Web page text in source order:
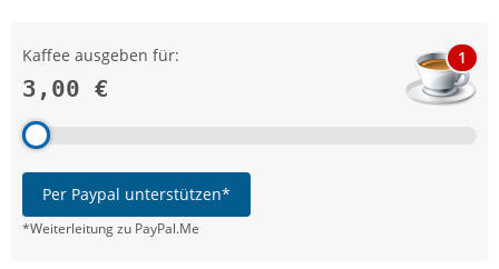
Kaffee ausgeben für:
3,00 €
1
Per Paypal unterstützen*
*Weiterleitung zu PayPal.Me